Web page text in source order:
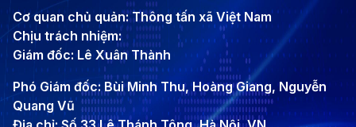
Cơ quan chủ quản: Thông tấn xã Việt Nam
Chịu trách nhiệm:
Giám đốc: Lê Xuân Thành
Phó Giám đốc: Bùi Minh Thu, Hoàng Giang, Nguyễn
Quang Vũ